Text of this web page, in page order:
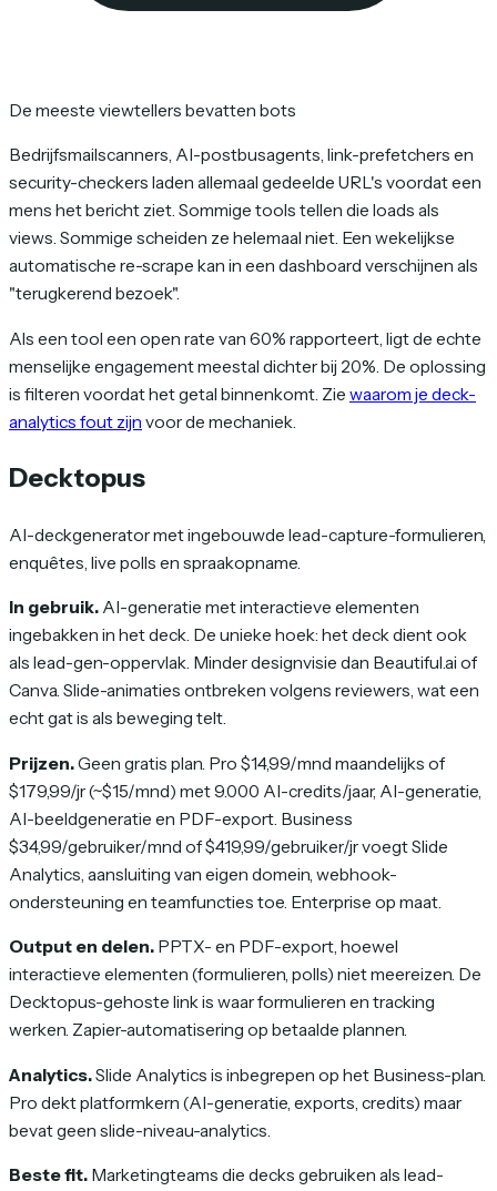
De meeste viewtellers bevatten bots
Bedrijfsmailscanners, AI-postbusagents, link-prefetchers en
security-checkers laden allemaal gedeelde URL's voordat een
mens het bericht ziet. Sommige tools tellen die loads als
views. Sommige scheiden ze helemaal niet. Een wekelijkse
automatische re-scrape kan in een dashboard verschijnen als
"terugkerend bezoek".
Als een tool een open rate van 60% rapporteert, ligt de echte
menselijke engagement meestal dichter bij 20%. De oplossing
is filteren voordat het getal binnenkomt. Zie waarom je deck-
analytics fout zijn voor de mechaniek.
Decktopus
AI-deckgenerator met ingebouwde lead-capture-formulieren,
enquêtes, live polls en spraakopname.
In gebruik. AI-generatie met interactieve elementen
ingebakken in het deck. De unieke hoek: het deck dient ook
als lead-gen-oppervlak. Minder designvisie dan Beautiful.ai of
Canva. Slide-animaties ontbreken volgens reviewers, wat een
echt gat is als beweging telt.
Prijzen.Geen gratis plan. Pro $14,99/mnd maandelijks of
$179,99/jr (~$15/mnd) met 9.000 AI-credits/jaar, AI-generatie,
AI-beeldgeneratie en PDF-export. Business
$34,99/gebruiker/mnd of $419,99/gebruiker/jr voegt Slide
Analytics, aansluiting van eigen domein, webhook-
ondersteuning en teamfuncties toe. Enterprise op maat.
Output en delen. PPTX- en PDF-export, hoewel
interactieve elementen (formulieren, polls) niet meereizen. De
Decktopus-gehoste link is waar formulieren en tracking
werken. Zapier-automatisering op betaalde plannen.
Analytics.Slide Analytics is inbegrepen op het Business-plan.
Pro dekt platformkern (AI-generatie, exports, credits) maar
bevat geen slide-niveau-analytics.
Beste fit. Marketingteams die decks gebruiken als lead-